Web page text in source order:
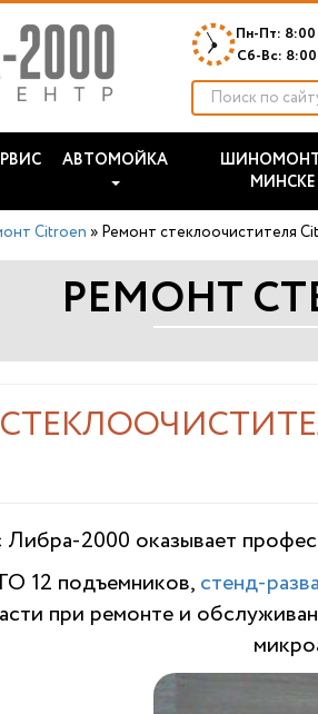
Пн-Пт: 8:00
Сб-Вс: 8:00
АВТОМОЙКА
МИНСКЕ
Citroen » Ремонт стеклоочистителя
РЕМОНТ
2000 оказывает
12 подъемников, стенд-
при ремонте и